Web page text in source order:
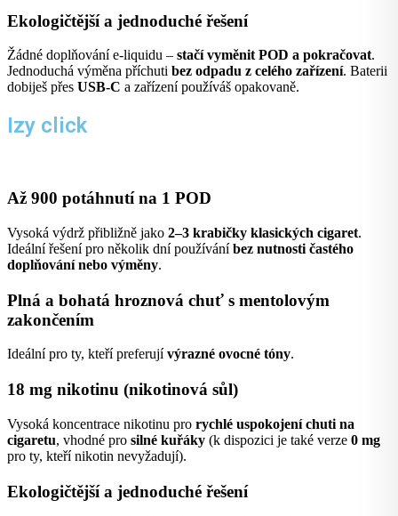
Ekologičtější a jednoduché řešení
Žádné doplňování e-liquidu – stačí vyměnit POD a pokračovat.
Jednoduchá výměna příchuti bez odpadu z celého zařízení. Baterii
dobiješ přes USB-C a zařízení používáš opakovaně.
Izy click
Až 900 potáhnutí na 1 POD
Vysoká výdrž přibližně jako 2–3 krabičky klasických cigaret.
Ideální řešení pro několik dní používáníbez nutnosti častého
doplňování nebo výměny.
Plná a bohatá hroznová chuť s mentolovým
zakončením
Ideální pro ty, kteří preferujívýrazné ovocné tóny.
18 mg nikotinu (nikotinová sůl)
Vysoká koncentrace nikotinu pro rychlé uspokojení chuti na
cigaretu, vhodné pro silné kuřáky (k dispozici je také verze 0 mg
pro ty, kteří nikotin nevyžadují).
Ekologičtější a jednoduché řešení